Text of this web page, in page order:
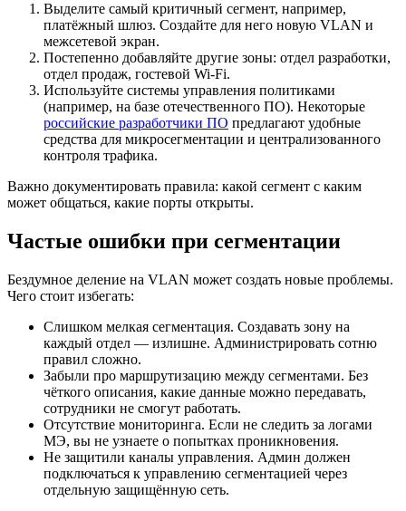
Выделите самый критичный сегмент, например,
платёжный шлюз. Создайте для него новую VLAN и
межсетевой экран.
Постепенно добавляйте другие зоны: отдел разработки,
отдел продаж, гостевой Wi-Fi.
Используйте системы управления политиками
(например, на базе отечественного ПО). Некоторые
российские разработчики ПО предлагают удобные
средства для микросегментации и централизованного
контроля трафика.
Важно документировать правила: какой сегмент с каким
может общаться, какие порты открыты.
Частые ошибки при сегментации
Бездумное деление на VLAN может создать новые проблемы.
Чего стоит избегать:
Слишком мелкая сегментация. Создавать зону на
каждый отдел — излишне. Администрировать сотню
правил сложно.
Забыли про маршрутизацию между сегментами. Без
чёткого описания, какие данные можно передавать,
сотрудники не смогут работать.
Отсутствие мониторинга. Если не следить за логами
МЭ, вы не узнаете о попытках проникновения.
Не защитили каналы управления. Админ должен
подключаться к управлению сегментацией через
отдельную защищённую сеть.